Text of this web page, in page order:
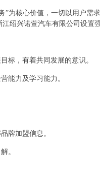
”为核心价值，一切以用户
绍兴诺萱汽车有限公司设置
标，有着共同发展的意识。
能力及学习能力。
牌加盟信息。
。